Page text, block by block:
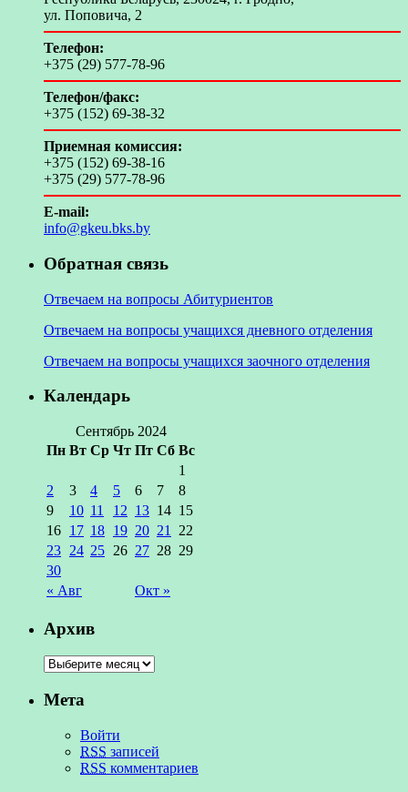
ул. Поповича, 2
Телефон:
+375 (29) 577-78-96
Телефон/факс:
+375 (152) 69-38-32
Приемная комиссия:
+375 (152) 69-38-16
+375 (29) 577-78-96
E-mail:
info@gkeu.bks.by
Обратная связь
Отвечаем на вопросы Абитуриентов
Отвечаем на вопросы учащихся дневного отделения
Отвечаем на вопросы учащихся заочного отделения
Календарь
Сентябрь 2024
Пн Вт Ср Чт Пт Сб Вс
« Авг Окт »
1
2
3 4 5 6 7
8
9
10 11 12 13 14 15
16 17 18 19 20 21
22
23 24 25 26 27 28 29
30
Архив
Мета
Войти
RSS записей
RSS комментариев